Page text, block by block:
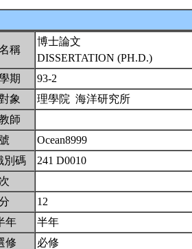
稱
博士論文
DISSERTATION (PH.D.)
期
93-2
象
理學院 海洋研究所
師
Ocean8999
別碼
241 D0010
12
年
半年
修
必修